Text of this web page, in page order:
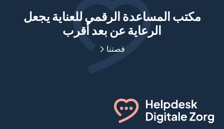
مكتب المساعدة الرقمي للعناية يجعل
الرعاية عن بعد أقرب
قصتنا